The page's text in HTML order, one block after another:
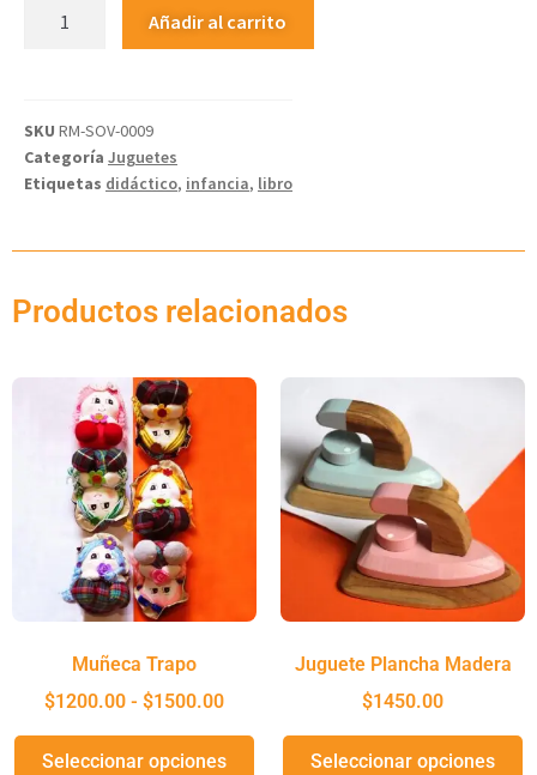
Añadir al carrito
SKU RM-SOV-0009
Categoría Juguetes
Etiquetas didáctico, infancia, libro
Productos relacionados
Muñeca Trapo
$1200.00 - $1500.00
Seleccionar opciones
Juguete Plancha Madera
$1450.00
Seleccionar opciones